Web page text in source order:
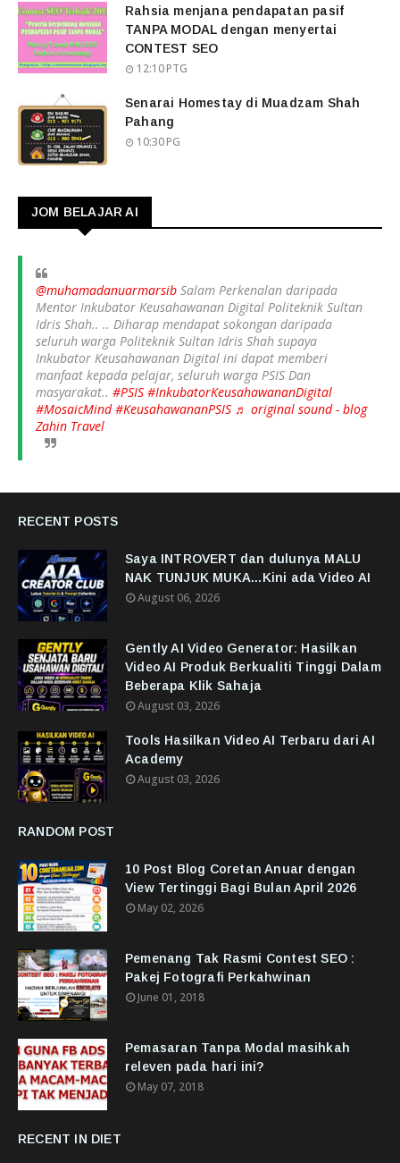
Rahsia menjana pendapatan pasif
TANPA MODAL dengan menyertai
CONTEST SEO
12:10 PTG
Senarai Homestay di Muadzam Shah
Pahang
10:30 PG
JOM BELAJAR AI
@muhamadanuarmarsib Salam Perkenalan daripada
Mentor Inkubator Keusahawanan Digital Politeknik Sultan
Idris Shah.. .. Diharap mendapat sokongan daripada
seluruh warga Politeknik Sultan Idris Shah supaya
Inkubator Keusahawanan Digital ini dapat memberi
manfaat kepada pelajar, seluruh warga PSIS Dan
masyarakat.. #PSIS #InkubatorKeusahawananDigital
#MosaicMind #KeusahawananPSIS ♬ original sound - blog
Zahin Travel
RECENT POSTS
Saya INTROVERT dan dulunya MALU
NAK TUNJUK MUKA...Kini ada Video AI
August 06, 2026
Gently AI Video Generator: Hasilkan
Video AI Produk Berkualiti Tinggi Dalam
Beberapa Klik Sahaja
August 03, 2026
Tools Hasilkan Video AI Terbaru dari AI
Academy
August 03, 2026
RANDOM POST
10 Post Blog Coretan Anuar dengan
View Tertinggi Bagi Bulan April 2026
May 02, 2026
Pemenang Tak Rasmi Contest SEO :
Pakej Fotografi Perkahwinan
June 01, 2018
Pemasaran Tanpa Modal masihkah
releven pada hari ini?
May 07, 2018
RECENT IN DIET